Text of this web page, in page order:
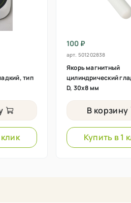
тип
100 ₽
арт. 501202838
Якорь магнитный
цилиндрический
D, 30х8 мм
В корзину
Купить в 1